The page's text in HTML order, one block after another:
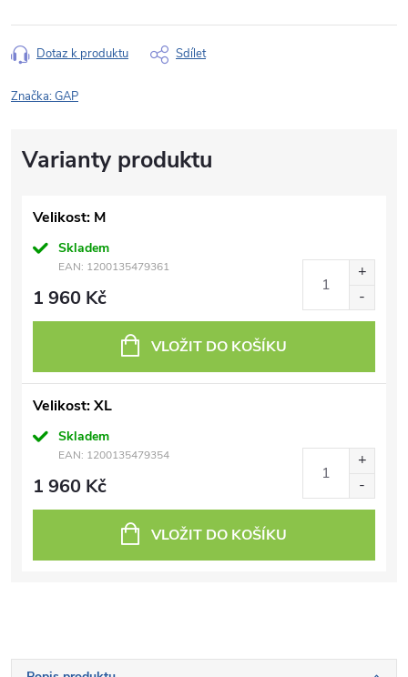
Dotaz k produktu Sdílet
Značka:GAP
Velikost: M
Skladem
EAN: 1200135479361
1 960 Kč
VLOŽIT DO KOŠÍKU
Velikost: XL
Skladem
EAN: 1200135479354
1 960 Kč
VLOŽIT DO KOŠÍKU